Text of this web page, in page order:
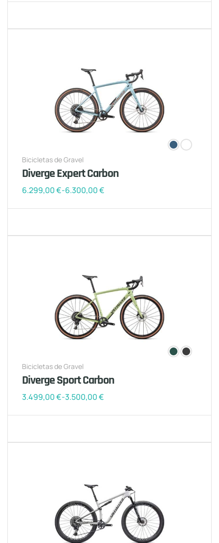
Bicicletas de Gravel
Diverge Expert Carbon
6.299,00€-6.300,00€
Bicicletas de Gravel
Diverge Sport Carbon
3.499,00€-3.500,00€